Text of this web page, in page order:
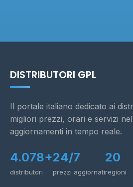
DISTRIBUTORI GPL
Il portale italiano dedicato ai
migliori prezzi, orari e servizi
aggiornamenti in tempo reale.
4.078+
distributori
24/7
prezzi aggiornati
20
regioni